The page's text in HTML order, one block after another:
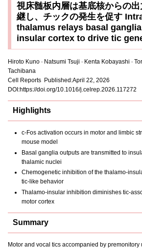
視床髄板内層は基底核からの
継し、チックの発生を促す
thalamus relays basal
insular cortex to drive tic
Hiroto Kuno ∙ Natsumi Tsuji ∙ Kenta Kobayashi ∙
Tachibana
Cell Reports Published:April 22, 2026
DOI:https://doi.org/10.1016/j.celrep.2026.117272
Highlights
c-Fos activation occurs in motor and limbic
mouse model
Basal ganglia outputs are transmitted to
thalamic nuclei
Chemogenetic inhibition of the thalamo-
tic-like behavior
Thalamo-insular inhibition diminishes tic-
motor cortex
Summary
Motor and vocal tics accompanied by